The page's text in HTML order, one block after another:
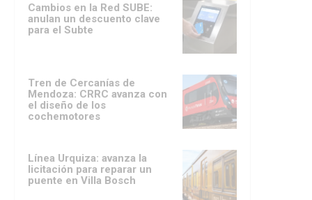
Cambios en la Red SUBE:
anulan un descuento clave
para el Subte
Tren de Cercanías de
Mendoza: CRRC avanza con
el diseño de los
cochemotores
Línea Urquiza: avanza la
licitación para reparar un
puente en Villa Bosch